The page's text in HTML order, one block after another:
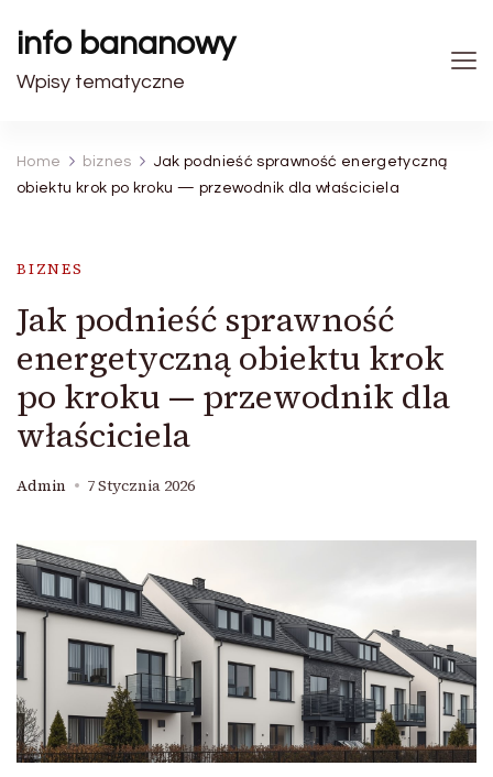
info bananowy
Wpisy tematyczne
Home biznes
Jak podnieść sprawność energetyczną
obiektu krok po kroku — przewodnik dla właściciela
BIZNES
Jak podnieść sprawność
energetyczną obiektu krok
po kroku — przewodnik dla
właściciela
Admin 7 Stycznia 2026